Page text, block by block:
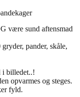
være sund aftensmad
pander, skåle,
i billedet..!
opvarmes og steges.
fyld.